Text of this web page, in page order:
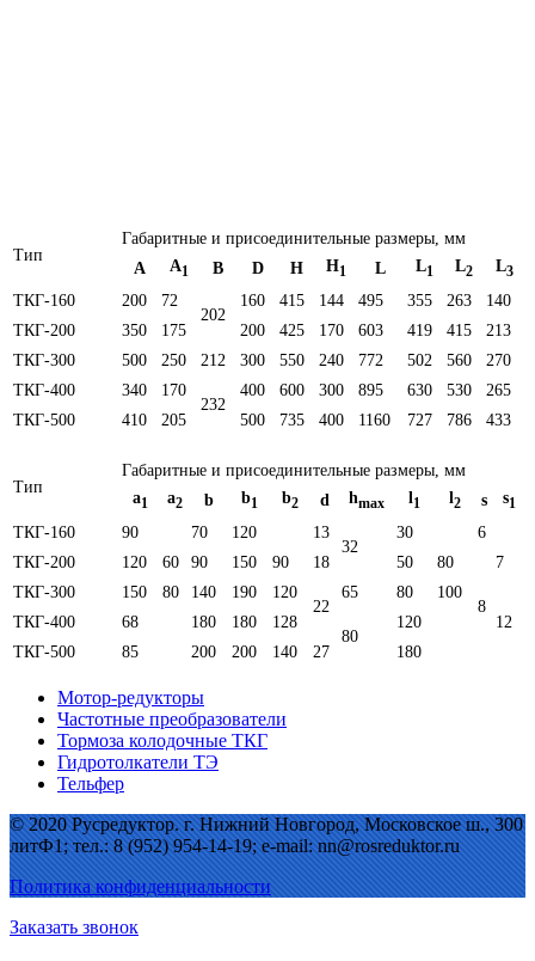
Тип
Габаритные и присоединительные размеры, мм
А
А1 В D Н Н1 L L1 L2 L3
ТКГ-160 200
72
202
160 415 144 495 355 263
140
ТКГ-200
350 175 200 425 170 603 419 415
213
ТКГ-300
500 250 212 300 550 240 772 502 560
270
ТКГ-400
340
170
232
400 600 300 895 630 530
265
ТКГ-500
410 205 500 735 400 1160 727 786 433
Тип
Габаритные и присоединительные размеры, мм
а1 а2 b b1 b2 d hmах l1 l2 s s1
ТКГ-160 90 70 120
13
32
30
6
ТКГ-200
120 60 90 150 90 18 50 80
8
7
ТКГ-300
150 80 140 190
120
22
65 80
100
12
ТКГ-400 68 180 180
128
80
120
ТКГ-500
85 200 200 140 27 180
Мотор-редукторы
Частотные преобразователи
Тормоза колодочные ТКГ
Гидротолкатели ТЭ
Тельфер
© 2020 Русредуктор. г. Нижний Новгород, Московское ш., 300
литФ1; тел.: 8 (952) 954-14-19; e-mail: nn@rosreduktor.ru
Политика конфиденциальности
Заказать звонок